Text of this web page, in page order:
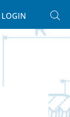
LOGIN